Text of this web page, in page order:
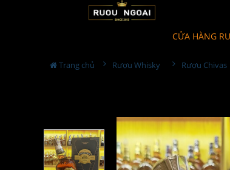
CỬA HÀNG
Trang chủ Rượu Whisky Rượu Chivas